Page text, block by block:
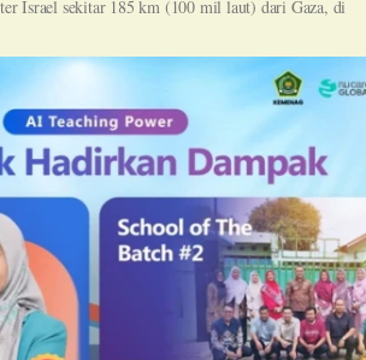
Israel sekitar 185 km (100 mil laut) dari Gaza, di